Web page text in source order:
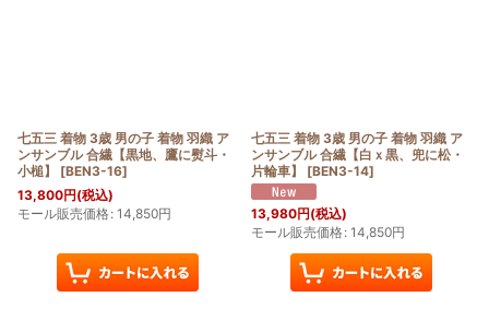
七五三 着物 3歳 男の子 着物 羽織 ア
ンサンブル 合繊【黒地、鷹に熨斗・
小槌】
[BEN3-16]
13,800円(税込)
モール販売価格: 14,850円
七五三 着物 3歳 男の子 着物 羽織 ア
ンサンブル 合繊【白ｘ黒、兜に松・
片輪車】
[BEN3-14]
13,980円(税込)
モール販売価格: 14,850円